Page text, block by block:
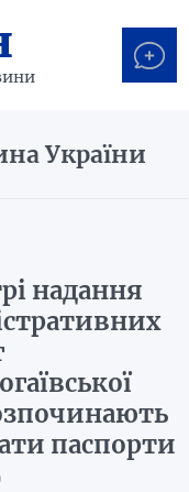
України
надання
паспорти